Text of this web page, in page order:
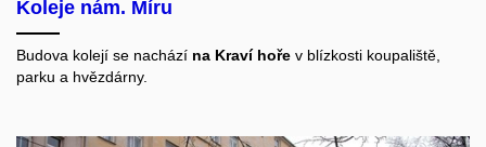
Koleje nám. Míru
Budova kolejí se nachází na Kraví hoře v blízkosti koupaliště,
parku a hvězdárny.